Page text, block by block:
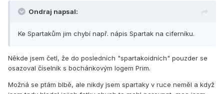
Ondraj napsal:
Ke Spartakům jim chybí např. nápis Spartak na ciferníku.
Někde jsem četl, že do posledních "spartakoidních" pouzder se
osazoval číselník s bochánkovým logem Prim.
Možná se ptám blbě, ale nikdy jsem spartaky v ruce neměl a když